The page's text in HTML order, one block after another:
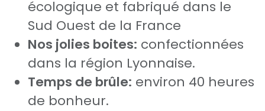
écologique et fabriqué dans le
Sud Ouest de la France
Nos jolies boites: confectionnées
dans la région Lyonnaise.
Temps de brûle: environ 40 heures
de bonheur.